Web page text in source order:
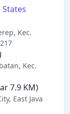
Kec.
Kec.
7.9 KM)
East Java